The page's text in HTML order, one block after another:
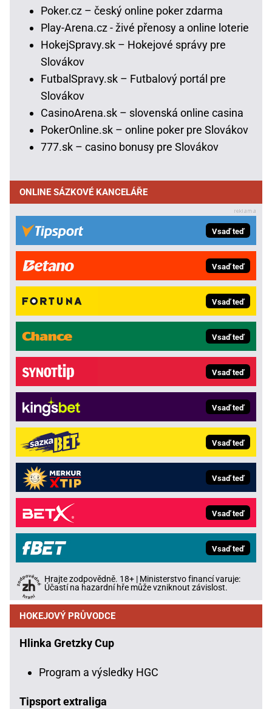
Poker.cz – český online poker zdarma
Play-Arena.cz - živé přenosy a online loterie
HokejSpravy.sk – Hokejové správy pre
Slovákov
FutbalSpravy.sk – Futbalový portál pre
Slovákov
CasinoArena.sk – slovenská online casina
PokerOnline.sk – online poker pre Slovákov
777.sk – casino bonusy pre Slovákov
ONLINE SÁZKOVÉ KANCELÁŘE
Vsaď teď
Vsaď teď
Vsaď teď
Vsaď teď
Vsaď teď
Vsaď teď
Vsaď teď
Vsaď teď
Vsaď teď
Vsaď teď
Hrajte zodpovědně. 18+ | Ministerstvo financí varuje:
Účastí na hazardní hře může vzniknout závislost.
HOKEJOVÝ PRŮVODCE
Hlinka Gretzky Cup
Program a výsledky HGC
Tipsport extraliga